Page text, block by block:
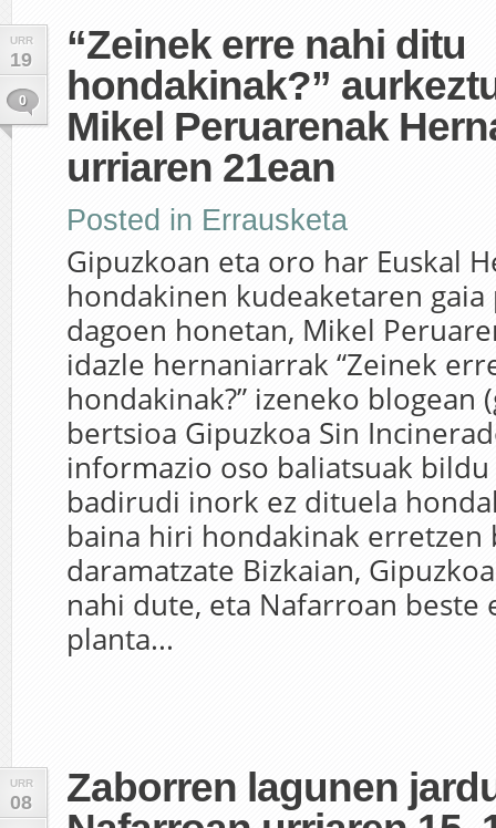
URR
19
0
“Zeinek erre nahi ditu
hondakinak?”
Mikel Peruarenak
urriaren 21ean
Posted in Errausketa
Gipuzkoan eta oro har Euskal
hondakinen kudeaketaren
dagoen honetan, Mikel
idazle hernaniarrak “Zeinek
hondakinak?” izeneko blogean
bertsioa Gipuzkoa Sin
informazio oso baliatsuak
badirudi inork ez dituela
baina hiri hondakinak erretzen
daramatzate Bizkaian,
nahi dute, eta Nafarroan beste
planta...
URR
08
Zaborren lagunen